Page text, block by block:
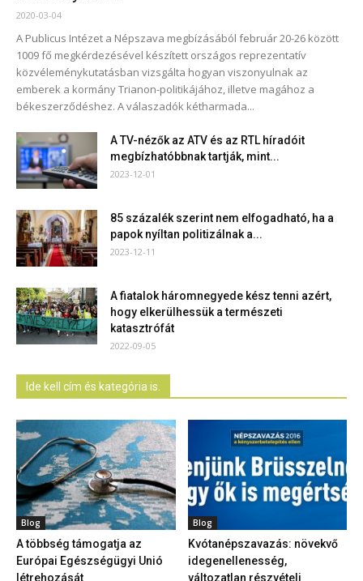
2020-03-04
A Publicus Intézet a Népszava megbízásából február 20-26 között
1009 fő megkérdezésével készített országos reprezentatív
közvéleménykutatásban vizsgálta hogyan viszonyulnak az
emberek a kormány Trianon-politikájához, illetve magához a
békeszerződéshez. A válaszadók kétharmada...
A TV-nézők az ATV és az RTL híradóit
megbízhatóbbnak tartják, mint...
2023-12-01
85 százalék szerint nem elfogadható, ha a
papok nyíltan politizálnak a...
2023-12-11
A fiatalok háromnegyede kész tenni azért,
hogy elkerülhessük a természeti
katasztrófát
2022-09-05
Ide kell cím és kategória is.
Blog
A többség támogatja az
Európai Egészségügyi Unió
létrehozását
Blog
Kvótanépszavazás: növekvő
idegenellenesség,
változatlan részvételi